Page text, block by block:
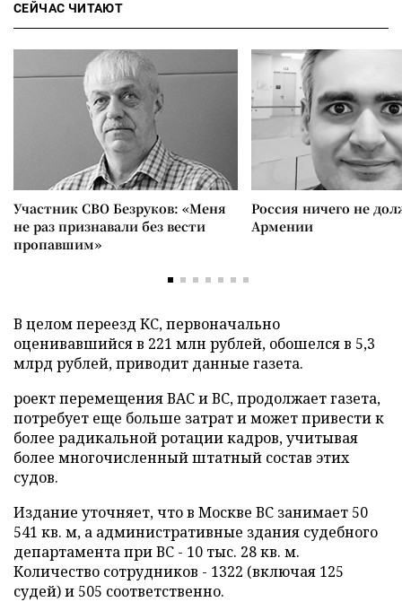
СЕЙЧАС ЧИТАЮТ
Участник СВО Безруков: «Меня
не раз признавали без вести
пропавшим»
Россия ничего не
Армении
В целом переезд КС, первоначально
оценивавшийся в 221 млн рублей, обошелся в 5,3
млрд рублей, приводит данные газета.
роект перемещения ВАС и ВС, продолжает газета,
потребует еще больше затрат и может привести к
более радикальной ротации кадров, учитывая
более многочисленный штатный состав этих
судов.
Издание уточняет, что в Москве ВС занимает 50
541 кв. м, а административные здания судебного
департамента при ВС - 10 тыс. 28 кв. м.
Количество сотрудников - 1322 (включая 125
судей) и 505 соответственно.